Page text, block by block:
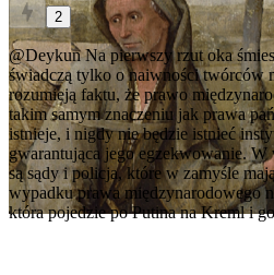
2
@DeykunNa pierwszy rzut oka
świadczą tylko o naiwności twórców
rozumieją faktu, że prawo
takim samym znaczeniu jak prawa
istnieje, i nigdy nie będzie istnieć
gwarantująca jego egzekwowanie.
są sądy i policja, które w zamyśle
wypadku prawa międzynarodowego
która pojedzie po Putina na Kreml i